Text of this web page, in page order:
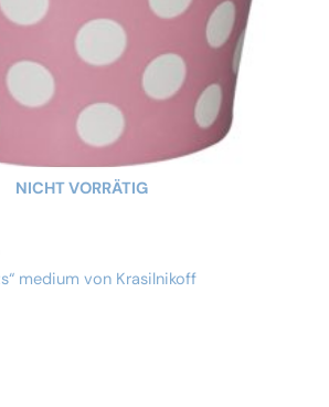
NICHT VORRÄTIG
medium von Krasilnikoff